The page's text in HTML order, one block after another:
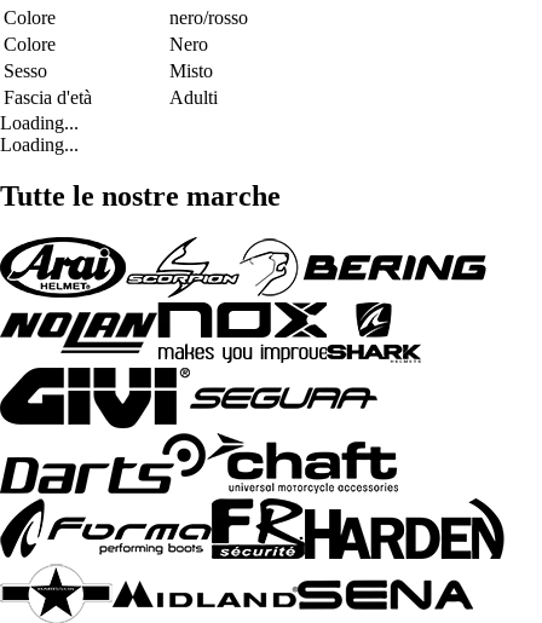
Colore
nero/rosso
Colore
Nero
Sesso
Misto
Fascia d'età
Adulti
Loading...
Loading...
Tutte le nostre marche